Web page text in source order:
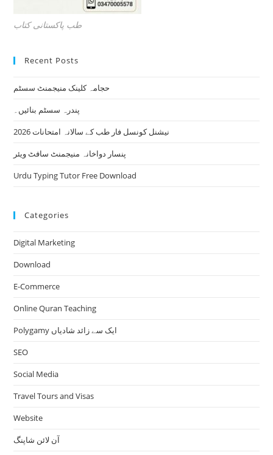
طب پاکستانی کتاب
Recent Posts
حجامہ کلینک منیجمنٹ سسٹم
پندرہ سسٹم بنائیں۔
نیشنل کونسل فار طب کے سالانہ امتحانات 2026
پنسار دواخانہ منیجمنٹ سافٹ ویئر
Urdu Typing Tutor Free Download
Categories
Digital Marketing
Download
E-Commerce
Online Quran Teaching
Polygamy ایک سے زائد شادیاں
SEO
Social Media
Travel Tours and Visas
Website
آن لائن شاپنگ